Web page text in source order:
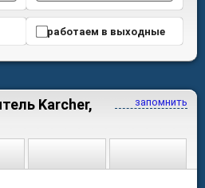
работаем в выходные
запомнить
Karcher,